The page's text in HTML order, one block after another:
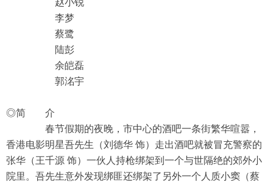
赵小锐
李梦
蔡鹭
陆彭
余皑磊
郭洺宇
◎简 介
春节假期的夜晚，市中心的酒吧一条街繁华喧嚣，
香港电影明星吾先生（刘德华 饰）走出酒吧就被冒充警察的
张华（王千源 饰）一伙人持枪绑架到一个与世隔绝的郊外小
院里。吾先生意外发现绑匪还绑架了另外一个人质小窦（蔡